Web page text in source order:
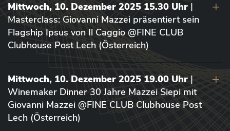
Mittwoch, 10. Dezember 2025 15.30 Uhr |
Masterclass: Giovanni Mazzei präsentiert sein
Flagship Ipsus von Il Caggio @FINE CLUB
Clubhouse Post Lech (Österreich)
Mittwoch, 10. Dezember 2025 19.00 Uhr |
Winemaker Dinner 30 Jahre Mazzei Siepi mit
Giovanni Mazzei @FINE CLUB Clubhouse Post
Lech (Österreich)